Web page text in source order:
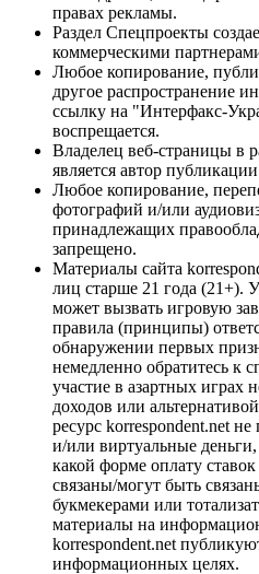
правах рекламы.
Раздел Спецпроекты
коммерческими
Любое копирование,
другое распространение
ссылку на "Интерфакс-
воспрещается.
Владелец веб-страницы в
является автор
Любое копирование,
фотографий и/или
принадлежащих
запрещено.
Материалы сайта
лиц старше 21 года (21+).
может вызвать игровую
правила (принципы)
обнаружении первых
немедленно обратитесь к
участие в азартных играх
доходов или
ресурс korrespondent.net
и/или виртуальные
какой форме оплату
связаны/могут быть
букмекерами или
материалы на
korrespondent.net
информационных целях.